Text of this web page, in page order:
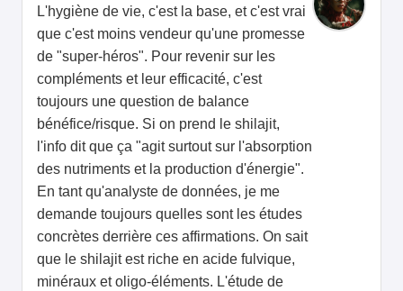
L'hygiène de vie, c'est la base, et c'est vrai
que c'est moins vendeur qu'une promesse
de "super-héros". Pour revenir sur les
compléments et leur efficacité, c'est
toujours une question de balance
bénéfice/risque. Si on prend le shilajit,
l'info dit que ça "agit surtout sur l'absorption
des nutriments et la production d'énergie".
En tant qu'analyste de données, je me
demande toujours quelles sont les études
concrètes derrière ces affirmations. On sait
que le shilajit est riche en acide fulvique,
minéraux et oligo-éléments. L'étude de